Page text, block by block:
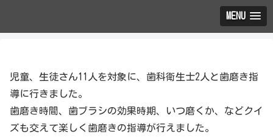
MENU
児童、生徒さん11人を対象に、歯科衛生士2人と歯磨き指
導に行きました。
歯磨き時間、歯ブラシの効果時期、いつ磨くか、などクイ
ズも交えて楽しく歯磨きの指導が行えました。